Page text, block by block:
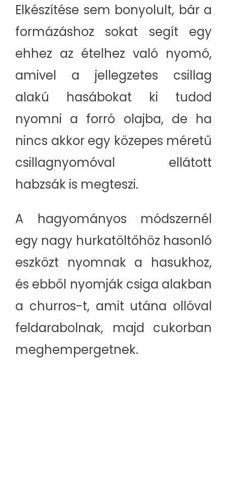
Elkészítése sem bonyolult, bár a
formázáshoz sokat segít egy
ehhez az ételhez való nyomó,
amivel a jellegzetes csillag
alakú hasábokat ki tudod
nyomni a forró olajba, de ha
nincs akkor egy közepes méretű
csillagnyomóval ellátott
habzsák is megteszi.
A hagyományos módszernél
egy nagy hurkatöltőhöz hasonló
eszközt nyomnak a hasukhoz,
és ebből nyomják csiga alakban
a churros-t, amit utána ollóval
feldarabolnak, majd cukorban
meghempergetnek.